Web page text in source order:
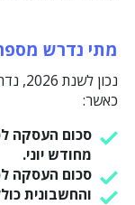
מתי נדרש
כאשר:
מחודש יוני.
סכום העסקה לפני
והחשבונית